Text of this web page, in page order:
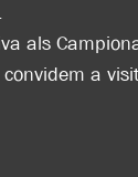
als
a